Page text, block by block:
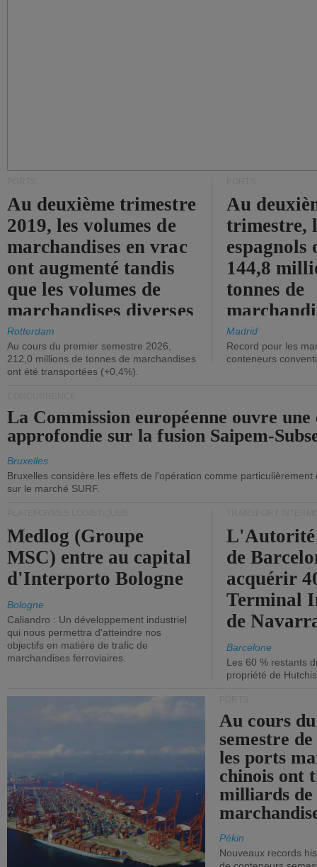
Au deuxième trimestre
2019, les volumes de
marchandises en vrac
ont augmenté tandis
que les volumes de
marchandises diverses
ont diminué.
Rotterdam
Au cours du premier semestre 2026,
212,0 millions de tonnes de marchandises
ont été transportées (+0,4%).
Au
trimestre,
144,8
tonnes de
(+2,9%).
Madrid
Record pour les
conteneurs
La Commission européenne ouvre une
approfondie sur la fusion Saipem-
Bruxelles
Bruxelles considère les effets de l'opération comme
sur le marché SURF.
Medlog (Groupe
MSC) entre au capital
d'Interporto Bologne
Bologne
Caliandro : Un développement industriel
qui nous permettra d'atteindre nos
objectifs en matière de trafic de
marchandises ferroviaires.
de
acquérir
Terminal
de
Barcelone
Les 60 % restants
propriété de
Au cours
semestre
les ports
chinois ont
milliards de
Pékin
Nouveaux records